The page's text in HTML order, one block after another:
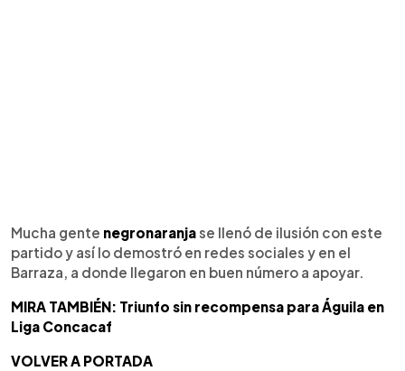
Mucha gente negronaranjase llenó de ilusión con este
partido y así lo demostró en redes sociales y en el
Barraza, a donde llegaron en buen número a apoyar.
MIRA TAMBIÉN: Triunfo sin recompensa para Águila en
Liga Concacaf
VOLVER A PORTADA